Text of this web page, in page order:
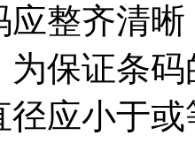
应整齐清
为保证条
径应小于